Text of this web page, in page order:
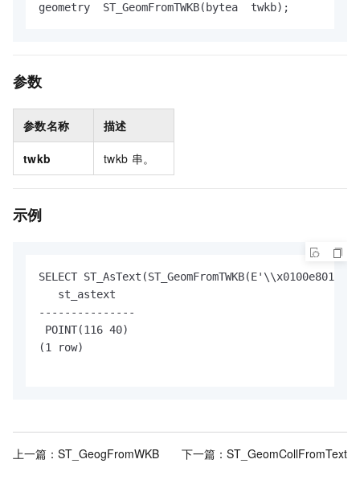
geometry  ST_GeomFromTWKB(bytea  twkb);
参数
参数名称 描述
twkb twkb 串。
示例
SELECT
   st_astext
---------------
POINT(116 40)
(1 row)
上一篇： ST_GeogFromWKB 下一篇： ST_GeomCollFromText